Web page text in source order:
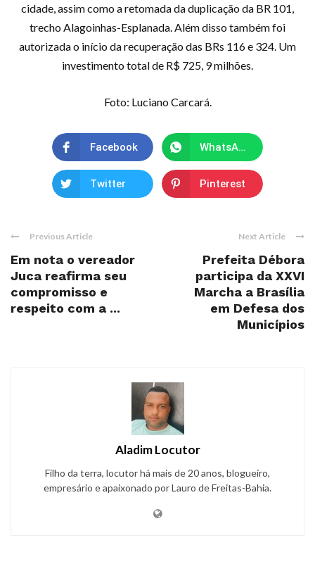
cidade, assim como a retomada da duplicação da BR 101,
trecho Alagoinhas-Esplanada. Além disso também foi
autorizada o início da recuperação das BRs 116 e 324. Um
investimento total de R$ 725, 9 milhões.
Foto: Luciano Carcará.
Facebook WhatsApp
Twitter Pinterest
Previous Article
Em nota o vereador
Juca reafirma seu
compromisso e
respeito com a ...
Next Article
Prefeita Débora
participa da XXVI
Marcha a Brasília
em Defesa dos
Municípios
Aladim Locutor
Filho da terra, locutor há mais de 20 anos, blogueiro,
empresário e apaixonado por Lauro de Freitas-Bahia.